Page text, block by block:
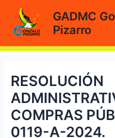
contenido
GADMC
Pizarro
RESOLUCIÓN
COMPRAS
0119-A-2024.